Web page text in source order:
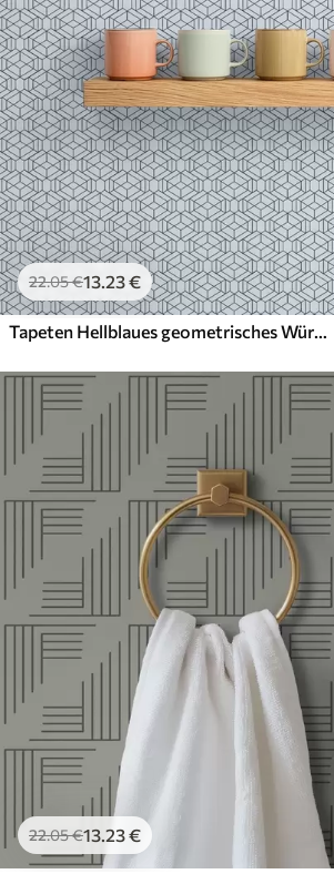
22.05€13.23€
Tapeten Hellblaues geometrisches Würtermuster
22.05€13.23€